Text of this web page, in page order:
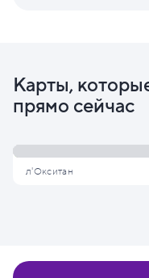
Карты,
прямо сейчас
л'Окситан